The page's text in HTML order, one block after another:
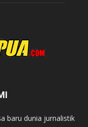
baru dunia jurnalistik